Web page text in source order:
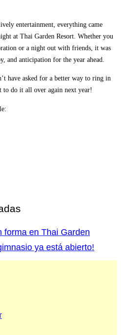
entertainment, everything came
at Thai Garden Resort. Whether you
or a night out with friends, it was
and anticipation for the year ahead.
have asked for a better way to ring in
do it all over again next year!
forma en Thai Garden
ya está abierto!